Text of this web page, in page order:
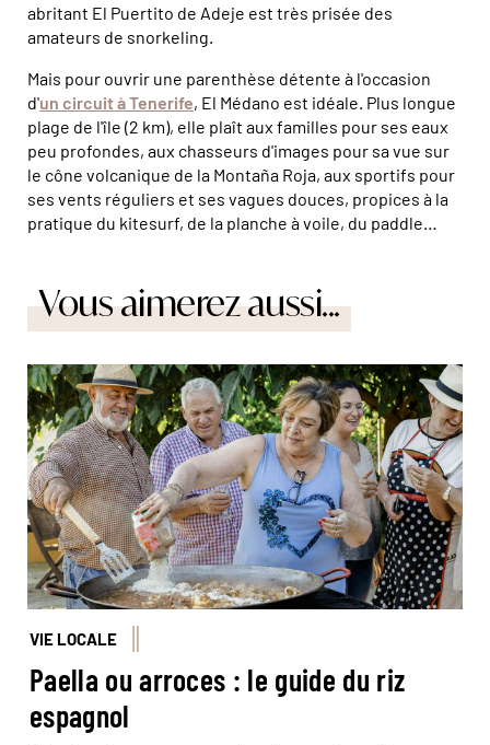
abritant El Puertito de Adeje est très prisée des
amateurs de snorkeling.
Mais pour ouvrir une parenthèse détente à l'occasion
d'un circuit à Tenerife, El Médano est idéale. Plus longue
plage de l'île (2 km), elle plaît aux familles pour ses eaux
peu profondes, aux chasseurs d'images pour sa vue sur
le cône volcanique de la Montaña Roja, aux sportifs pour
ses vents réguliers et ses vagues douces, propices à la
pratique du kitesurf, de la planche à voile, du paddle…
Vous aimerez aussi...
La paella, un plat que l'on partage en famille. © Marta
Nascimento/Réa
VIE LOCALE
Paella ou arroces : le guide du riz
espagnol